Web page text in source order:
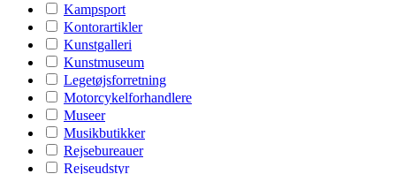
Kampsport
Kontorartikler
Kunstgalleri
Kunstmuseum
Legetøjsforretning
Motorcykelforhandlere
Museer
Musikbutikker
Rejsebureauer
Rejseudstyr